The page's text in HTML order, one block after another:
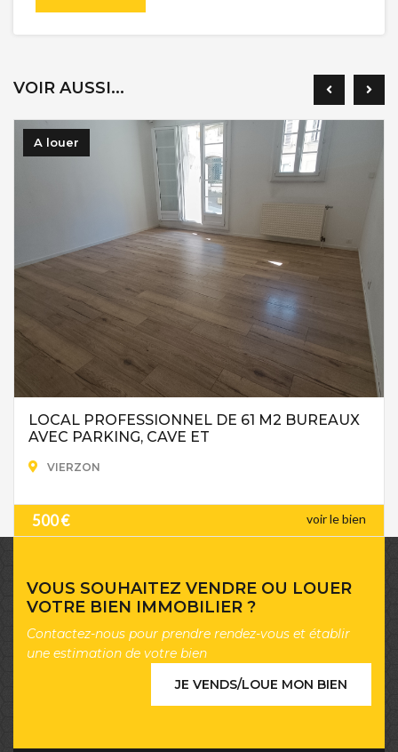
VOIR AUSSI...
A louer
LOCAL PROFESSIONNEL DE 61 M2 BUREAUX
AVEC PARKING, CAVE ET
VIERZON
500 € voir le bien
VOUS SOUHAITEZ VENDRE OU LOUER
VOTRE BIEN IMMOBILIER ?
Contactez-nous pour prendre rendez-vous et établir
une estimation de votre bien
JE VENDS/LOUE MON BIEN